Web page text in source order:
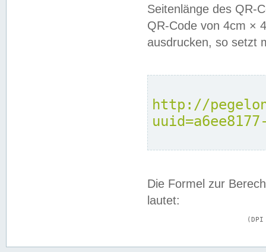
Seitenlänge des QR-
QR-Code von 4cm ×
ausdrucken, so setzt
http://
Die Formel zur
lautet: